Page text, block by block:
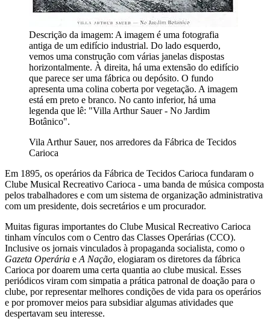
Descrição da imagem: A imagem é uma fotografia
antiga de um edifício industrial. Do lado esquerdo,
vemos uma construção com várias janelas dispostas
horizontalmente. À direita, há uma extensão do edifício
que parece ser uma fábrica ou depósito. O fundo
apresenta uma colina coberta por vegetação. A imagem
está em preto e branco. No canto inferior, há uma
legenda que lê: "Villa Arthur Sauer - No Jardim
Botânico".
Vila Arthur Sauer, nos arredores da Fábrica de Tecidos
Carioca
Em 1895, os operários da Fábrica de Tecidos Carioca fundaram o
Clube Musical Recreativo Carioca - uma banda de música composta
pelos trabalhadores e com um sistema de organização administrativa
com um presidente, dois secretários e um procurador.
Muitas figuras importantes do Clube Musical Recreativo Carioca
tinham vínculos com o Centro das Classes Operárias (CCO).
Inclusive os jornais vinculados à propaganda socialista, como o
Gazeta Operária e A Nação, elogiaram os diretores da fábrica
Carioca por doarem uma certa quantia ao clube musical. Esses
periódicos viram com simpatia a prática patronal de doação para o
clube, por representar melhores condições de vida para os operários
e por promover meios para subsidiar algumas atividades que
despertavam seu interesse.